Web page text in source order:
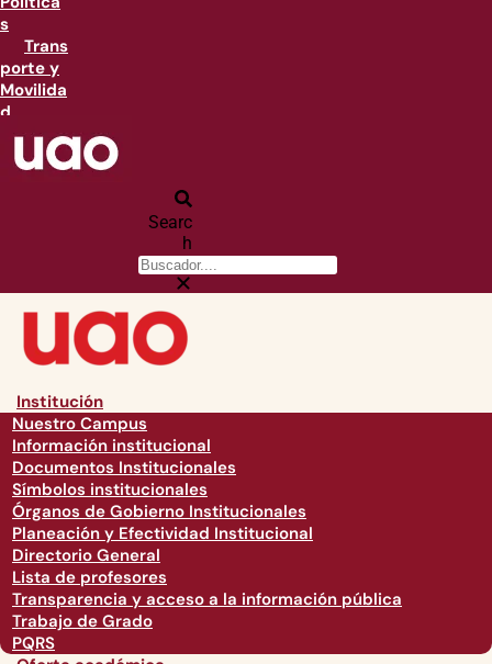
s
Trans
porte y
Movilida
d
Searc
h
Institución
Nuestro Campus
Información institucional
Documentos Institucionales
Símbolos institucionales
Órganos de Gobierno Institucionales
Planeación y Efectividad Institucional
Directorio General
Lista de profesores
Transparencia y acceso a la información pública
Trabajo de Grado
PQRS